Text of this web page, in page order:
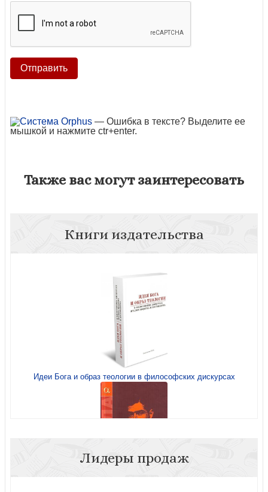
— Ошибка в тексте? Выделите ее
мышкой и нажмите ctr+enter.
Также вас могут заинтересовать
Книги издательства
Идеи Бога и образ теологии в философских дискурсах
Лидеры продаж